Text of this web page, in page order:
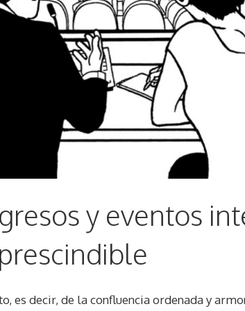
y eventos
es decir, de la confluencia ordenada y